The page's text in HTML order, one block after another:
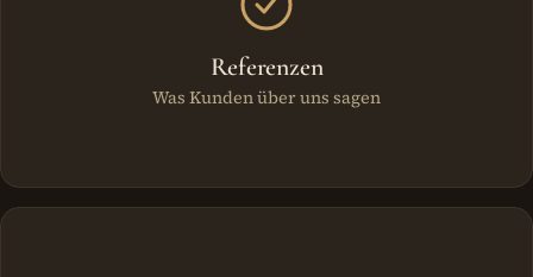
Referenzen
Was Kunden über uns sagen